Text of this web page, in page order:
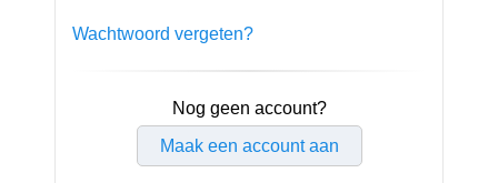
Wachtwoord vergeten?
Nog geen account?
Maak een account aan